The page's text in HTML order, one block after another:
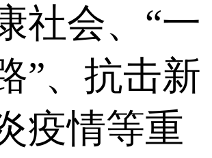
社会、“一
”、抗击新
疫情等重